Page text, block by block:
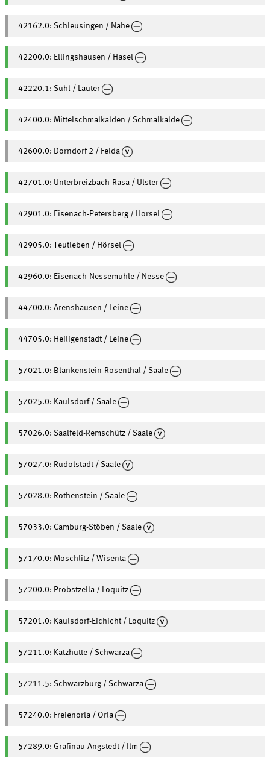
42162.0: Schleusingen / Nahe
42200.0: Ellingshausen / Hasel
42220.1: Suhl / Lauter
42400.0: Mittelschmalkalden / Schmalkalde
42600.0: Dorndorf 2 / Felda
42701.0: Unterbreizbach-Räsa / Ulster
42901.0: Eisenach-Petersberg / Hörsel
42905.0: Teutleben / Hörsel
42960.0: Eisenach-Nessemühle / Nesse
44700.0: Arenshausen / Leine
44705.0: Heiligenstadt / Leine
57021.0: Blankenstein-Rosenthal / Saale
57025.0: Kaulsdorf / Saale
57026.0: Saalfeld-Remschütz / Saale
57027.0: Rudolstadt / Saale
57028.0: Rothenstein / Saale
57033.0: Camburg-Stöben / Saale
57170.0: Möschlitz / Wisenta
57200.0: Probstzella / Loquitz
57201.0: Kaulsdorf-Eichicht / Loquitz
57211.0: Katzhütte / Schwarza
57211.5: Schwarzburg / Schwarza
57240.0: Freienorla / Orla
57289.0: Gräfinau-Angstedt / Ilm